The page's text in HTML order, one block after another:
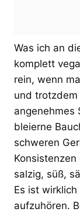
Was ich an
komplett
rein, wenn
und
angenehmes
bleierne
schweren
salzig, süß,
Es ist
aufzuhören.